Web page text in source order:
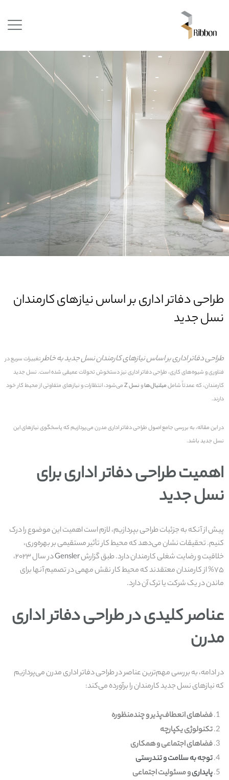
طراحی دفاتر اداری بر اساس نیازهای کارمندان
نسل جدید
طراحی دفاتر اداری بر اساس نیازهای کارمندان نسل جدید به خاطرتغییرات سریع در
فناوری و شیوه‌های کاری، طراحی دفاتر اداری نیز دستخوش تحولات عمیقی شده است. نسل جدید
کارمندان، که عمدتاً شاملمیلنیال‌هاونسل Z
می‌شود، انتظارات و نیازهای متفاوتی از محیط کار خود
دارند.
در این مقاله، به بررسی جامع اصول طراحی دفاتر اداری مدرن می‌پردازیم که پاسخگوی نیازهای این
نسل جدید باشد.
اهمیت طراحی دفاتر اداری برای
نسل جدید
پیش از آنکه به جزئیات طراحی بپردازیم، لازم است اهمیت این موضوع را درک
کنیم. تحقیقات نشان می‌دهد که محیط کار تأثیر مستقیمی بر بهره‌وری،
خلاقیت و رضایت شغلی کارمندان دارد. طبق گزارشGensler
در سال ۲۰۲۳،
۷۵% از کارمندان معتقدند که محیط کار نقش مهمی در تصمیم آنها برای
ماندن در یک شرکت یا ترک آن دارد.
عناصر کلیدی در طراحی دفاتر اداری
مدرن
در ادامه، به بررسی مهم‌ترین عناصر در طراحی دفاتر اداری مدرن می‌پردازیم
که نیازهای نسل جدید کارمندان را برآورده می‌کند:
فضاهای انعطاف‌پذیر و چندمنظوره
تکنولوژی یکپارچه
فضاهای اجتماعی و همکاری
توجه به سلامت و تندرستی
پایداریو مسئولیت اجتماعی